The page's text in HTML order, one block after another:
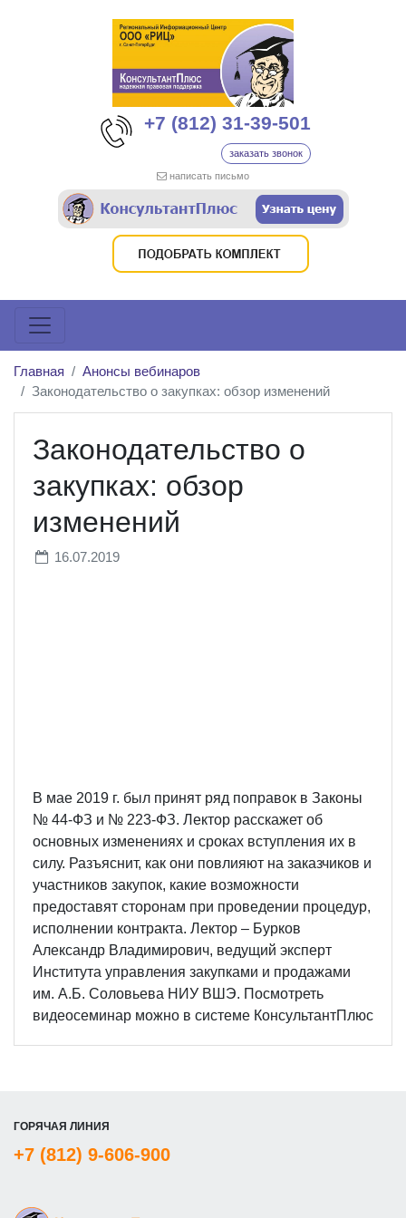
+7 (812) 31-39-501
заказать звонок
написать письмо
Главная
Анонсы вебинаров
Законодательство о закупках: обзор изменений
Законодательство о
закупках: обзор
изменений
16.07.2019
В мае 2019 г. был принят ряд поправок в Законы
№ 44-ФЗ и № 223-ФЗ. Лектор расскажет об
основных изменениях и сроках вступления их в
силу. Разъяснит, как они повлияют на заказчиков и
участников закупок, какие возможности
предоставят сторонам при проведении процедур,
исполнении контракта. Лектор – Бурков
Александр Владимирович, ведущий эксперт
Института управления закупками и продажами
им. А.Б. Соловьева НИУ ВШЭ. Посмотреть
видеосеминар можно в системе КонсультантПлюс
ГОРЯЧАЯ ЛИНИЯ
+7 (812) 9-606-900